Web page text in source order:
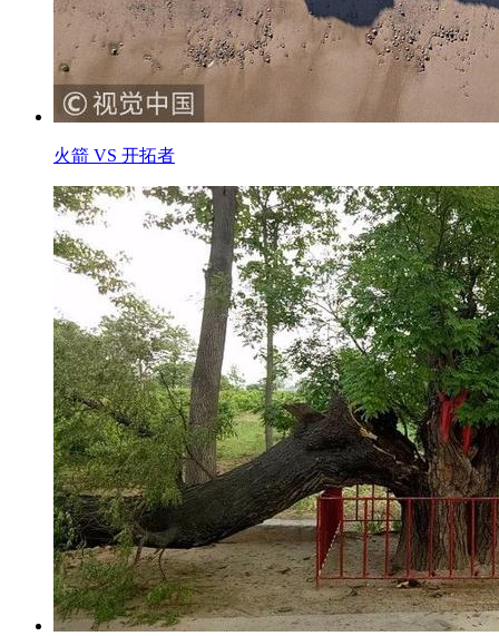
火箭 VS 开拓者